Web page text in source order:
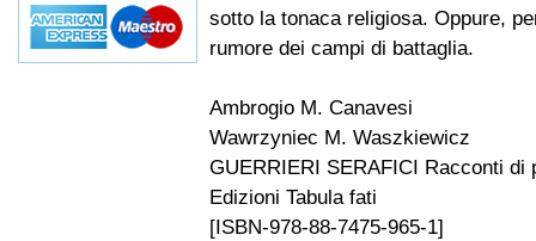
sotto la tonaca religiosa. Oppure,
rumore dei campi di battaglia.
Ambrogio M. Canavesi
Wawrzyniec M. Waszkiewicz
GUERRIERI SERAFICI Racconti di
Edizioni Tabula fati
[ISBN-978-88-7475-965-1]